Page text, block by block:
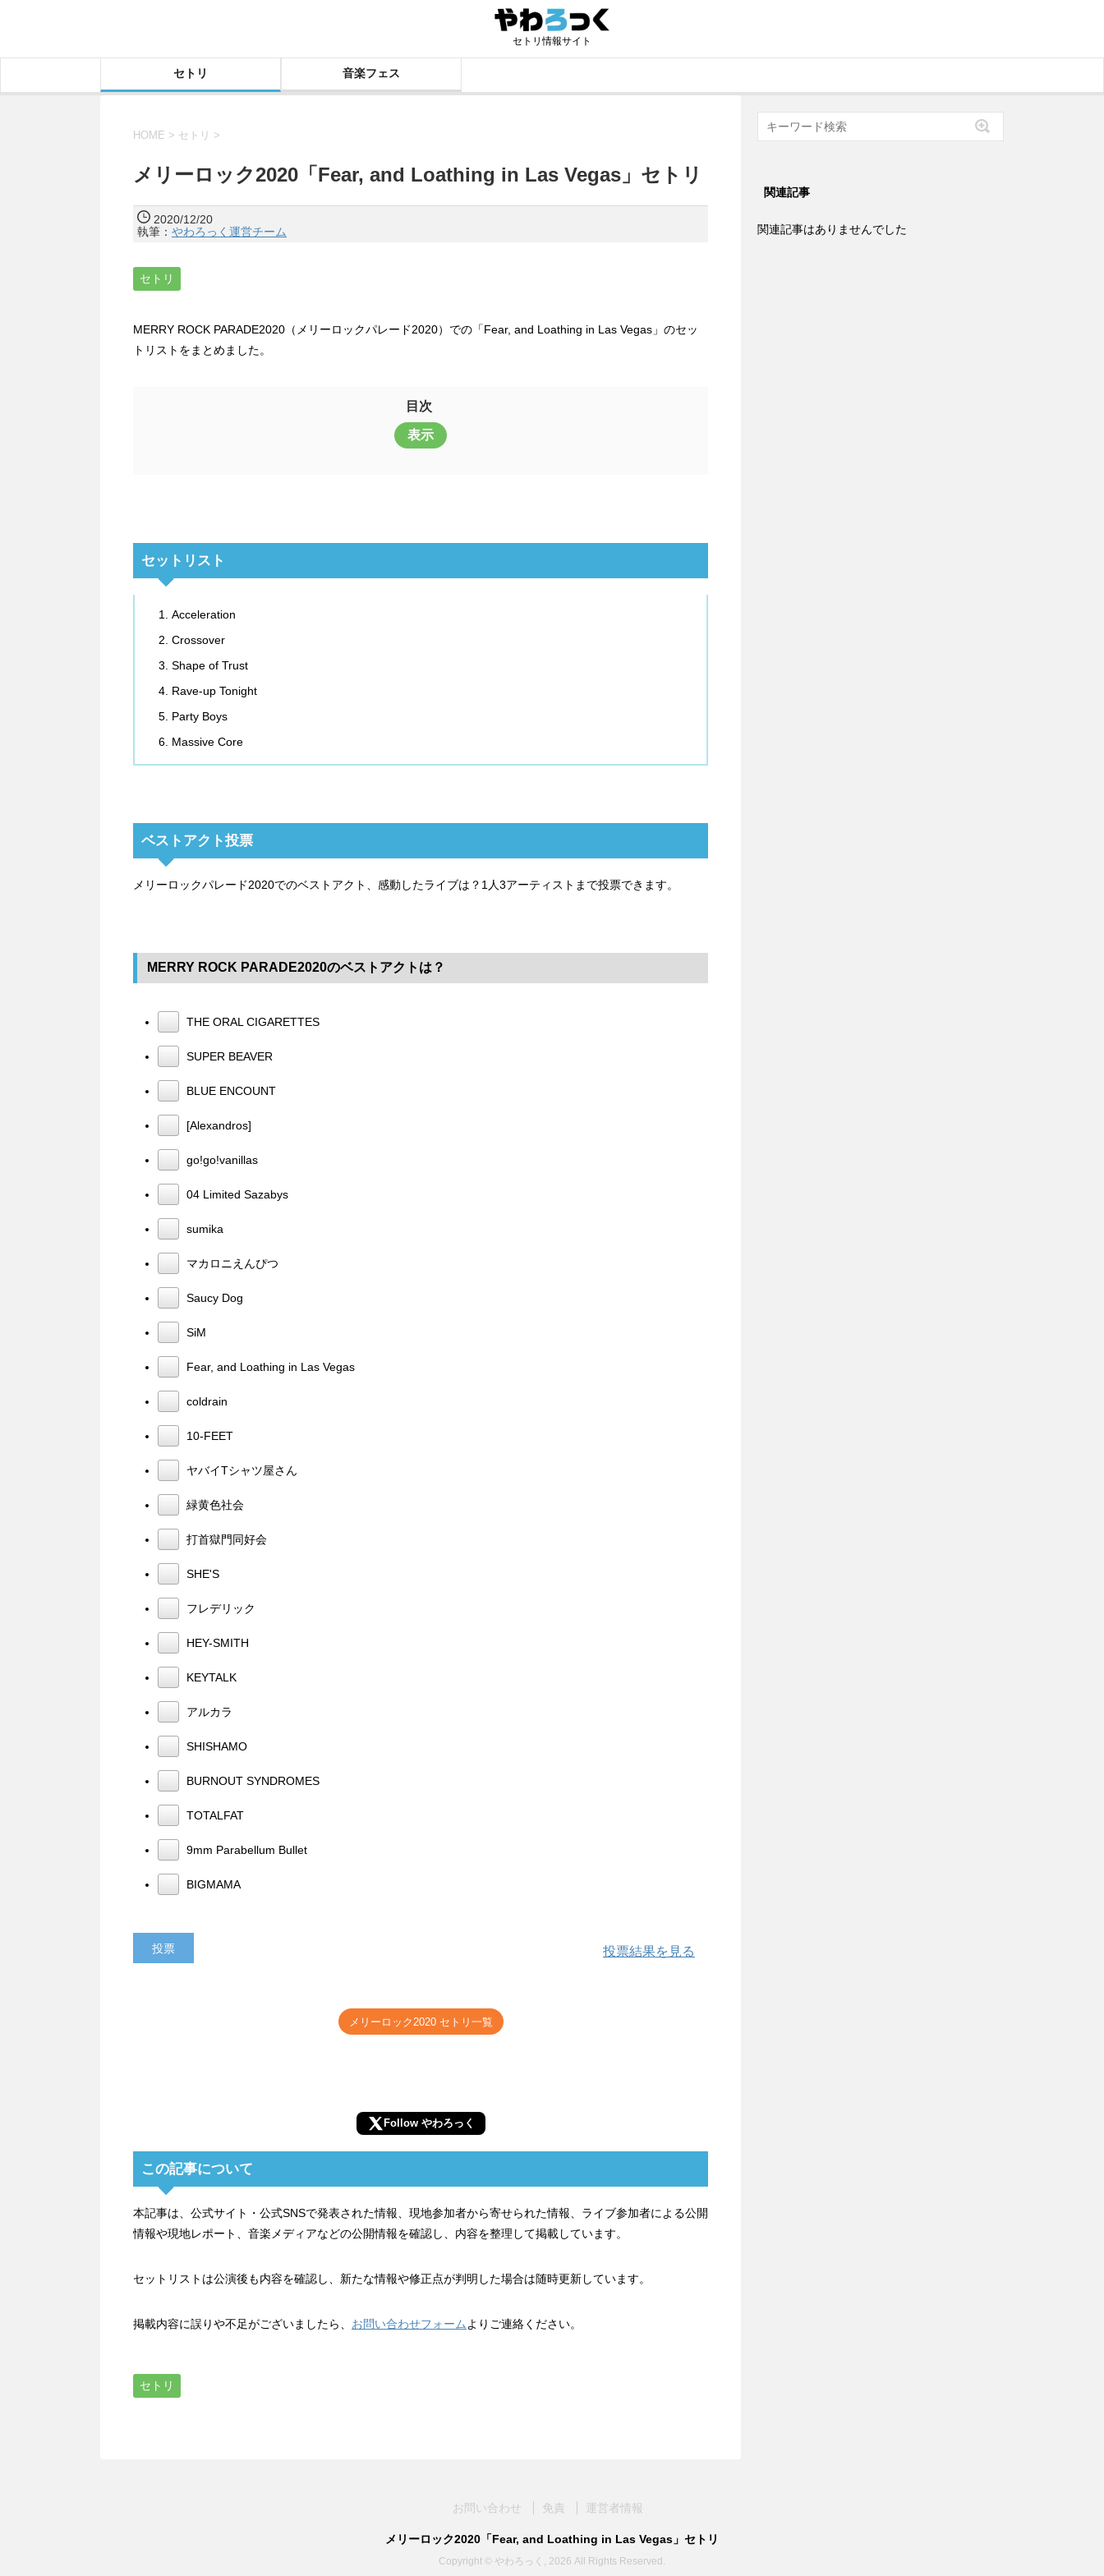
セトリ情報サイト
セトリ 音楽フェス
HOME > セトリ >
メリーロック2020「Fear, and Loathing in Las Vegas」セトリ
2020/12/20
執筆： やわろっく運営チーム
セトリ
MERRY ROCK PARADE2020（メリーロックパレード2020）での「Fear, and Loathing in Las Vegas」のセッ
トリストをまとめました。
目次
表示
セットリスト
Acceleration
Crossover
Shape of Trust
Rave-up Tonight
Party Boys
Massive Core
ベストアクト投票
メリーロックパレード2020でのベストアクト、感動したライブは？1人3アーティストまで投票できます。
MERRY ROCK PARADE2020のベストアクトは？
THE ORAL CIGARETTES
SUPER BEAVER
BLUE ENCOUNT
[Alexandros]
go!go!vanillas
04 Limited Sazabys
sumika
マカロニえんぴつ
Saucy Dog
SiM
Fear, and Loathing in Las Vegas
coldrain
10-FEET
ヤバイTシャツ屋さん
緑黄色社会
打首獄門同好会
SHE'S
フレデリック
HEY-SMITH
KEYTALK
アルカラ
SHISHAMO
BURNOUT SYNDROMES
TOTALFAT
9mm Parabellum Bullet
BIGMAMA
投票結果を見る
メリーロック2020 セトリ一覧
Follow やわろっく
この記事について
本記事は、公式サイト・公式SNSで発表された情報、現地参加者から寄せられた情報、ライブ参加者による公開
情報や現地レポート、音楽メディアなどの公開情報を確認し、内容を整理して掲載しています。
セットリストは公演後も内容を確認し、新たな情報や修正点が判明した場合は随時更新しています。
掲載内容に誤りや不足がございましたら、 お問い合わせフォームよりご連絡ください。
セトリ
関連記事
関連記事はありませんでした
お問い合わせ 免責 運営者情報
メリーロック2020「Fear, and Loathing in Las Vegas」セトリ
Copyright © やわろっく, 2026 All Rights Reserved.